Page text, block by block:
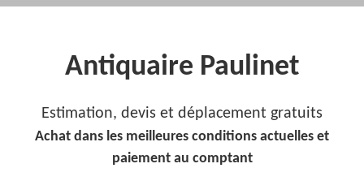
Antiquaire Paulinet
Estimation, devis et déplacement gratuits
Achat dans les meilleures conditions actuelles et
paiement au comptant